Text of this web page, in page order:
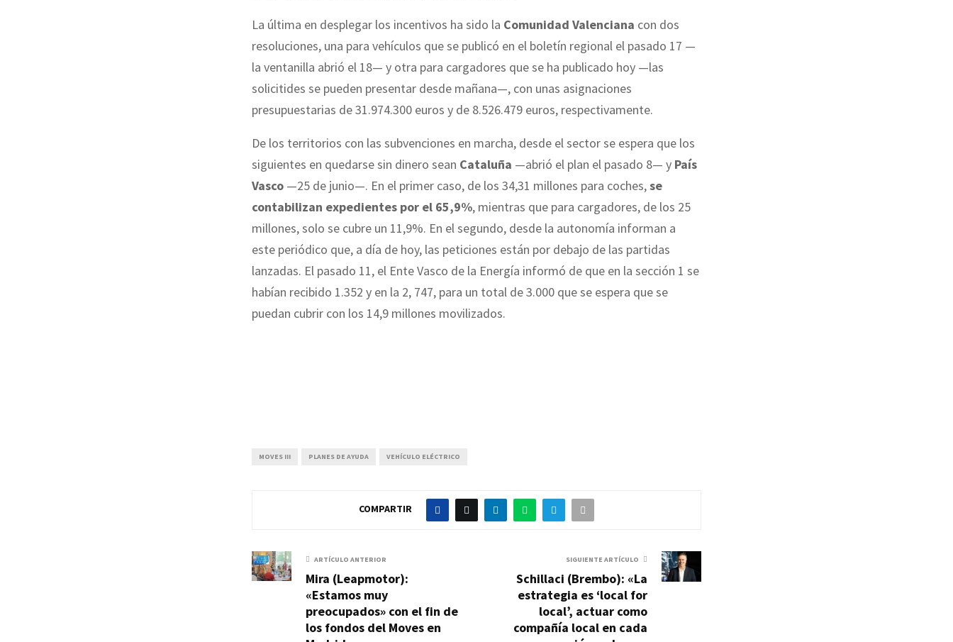
La última en desplegar los incentivos ha sido la Comunidad Valenciana con dos
resoluciones, una para vehículos que se publicó en el boletín regional el pasado 17 —
la ventanilla abrió el 18— y otra para cargadores que se ha publicado hoy —las
solicitides se pueden presentar desde mañana—, con unas asignaciones
presupuestarias de 31.974.300 euros y de 8.526.479 euros, respectivamente.
De los territorios con las subvenciones en marcha, desde el sector se espera que los
siguientes en quedarse sin dinero sean Cataluña —abrió el plan el pasado 8— y País
Vasco —25 de junio—. En el primer caso, de los 34,31 millones para coches,se
contabilizan expedientes por el 65,9%, mientras que para cargadores, de los 25
millones, solo se cubre un 11,9%. En el segundo, desde la autonomía informan a
este periódico que, a día de hoy, las peticiones están por debajo de las partidas
lanzadas. El pasado 11, el Ente Vasco de la Energía informó de que en la sección 1 se
habían recibido 1.352 y en la 2, 747, para un total de 3.000 que se espera que se
puedan cubrir con los 14,9 millones movilizados.
MOVES III PLANES DE AYUDA VEHÍCULO ELÉCTRICO
COMPARTIR
ARTÍCULO ANTERIOR
Mira (Leapmotor):
«Estamos muy
preocupados» con el fin de
los fondos del Moves en
SIGUIENTE ARTÍCULO
Schillaci (Brembo): «La
estrategia es ‘local for
local’, actuar como
compañía local en cada